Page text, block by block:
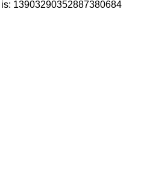
13903290352887380684